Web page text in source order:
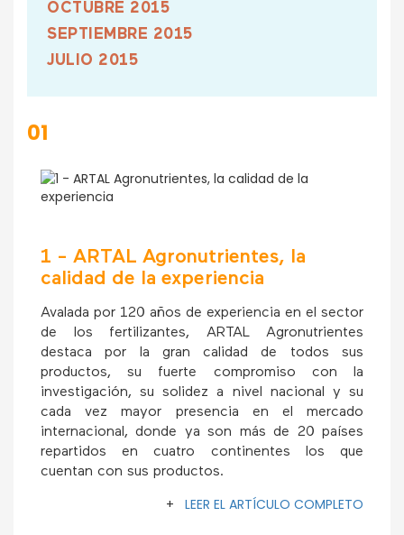
OCTUBRE 2015
SEPTIEMBRE 2015
JULIO 2015
FEBRERO 2015
01
1 - ARTAL Agronutrientes, la
calidad de la experiencia
Avalada por 120 años de experiencia en el sector
de los fertilizantes, ARTAL Agronutrientes
destaca por la gran calidad de todos sus
productos, su fuerte compromiso con la
investigación, su solidez a nivel nacional y su
cada vez mayor presencia en el mercado
internacional, donde ya son más de 20 países
repartidos en cuatro continentes los que
cuentan con sus productos.
+ LEER EL ARTÍCULO COMPLETO